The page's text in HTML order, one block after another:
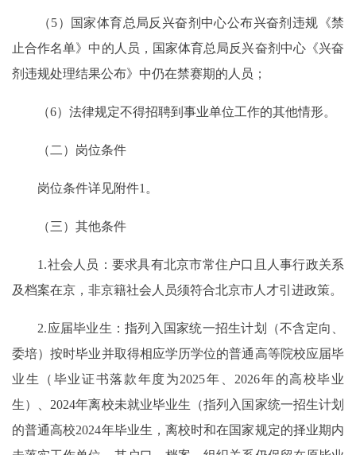
（5）国家体育总局反兴奋剂中心公布兴奋剂违规《禁
止合作名单》中的人员，国家体育总局反兴奋剂中心《兴奋
剂违规处理结果公布》中仍在禁赛期的人员；
（6）法律规定不得招聘到事业单位工作的其他情形。
（二）岗位条件
岗位条件详见附件1。
（三）其他条件
1.社会人员：要求具有北京市常住户口且人事行政关系
及档案在京，非京籍社会人员须符合北京市人才引进政策。
2.应届毕业生：指列入国家统一招生计划（不含定向、
委培）按时毕业并取得相应学历学位的普通高等院校应届毕
业生（毕业证书落款年度为2025年、2026年的高校毕业
生）、2024年离校未就业毕业生（指列入国家统一招生计划
的普通高校2024年毕业生，离校时和在国家规定的择业期内